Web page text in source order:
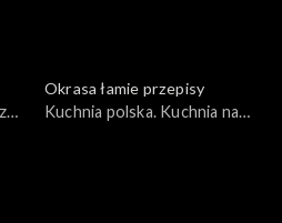
Okrasa łamie przepisy
Kuchnia polska. Kuchnia na